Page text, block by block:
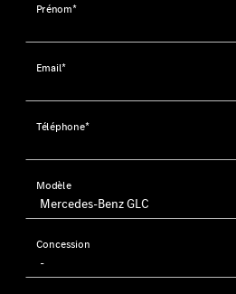
Prénom*
Email*
Téléphone*
Modèle
Concession